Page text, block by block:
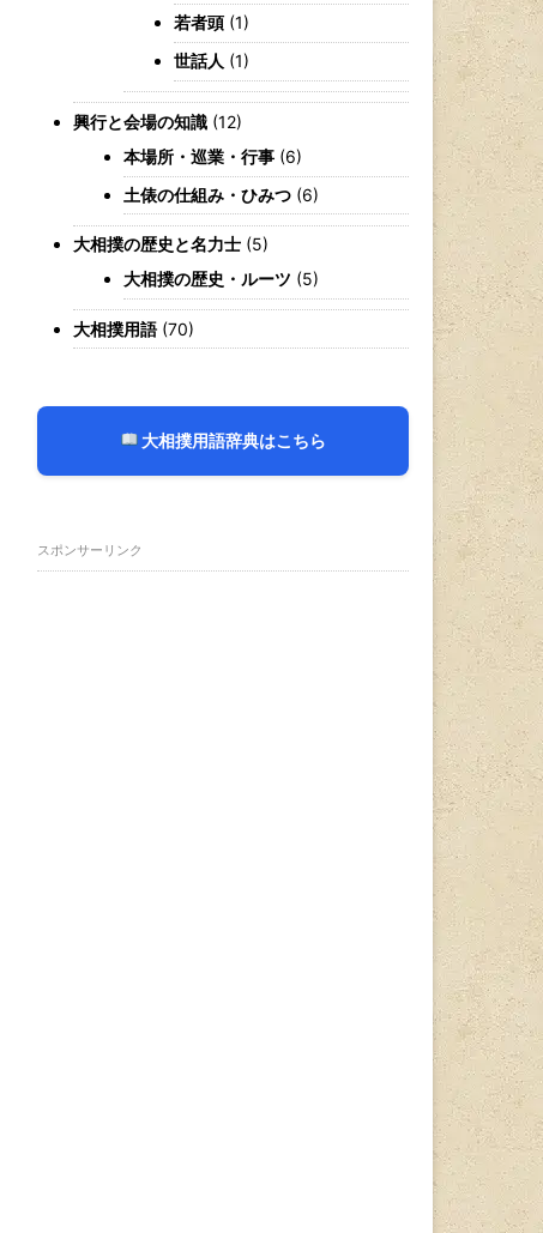
若者頭 (1)
世話人 (1)
興行と会場の知識 (12)
本場所・巡業・行事 (6)
土俵の仕組み・ひみつ (6)
大相撲の歴史と名力士 (5)
大相撲の歴史・ルーツ (5)
大相撲用語 (70)
大相撲用語辞典はこちら
スポンサーリンク